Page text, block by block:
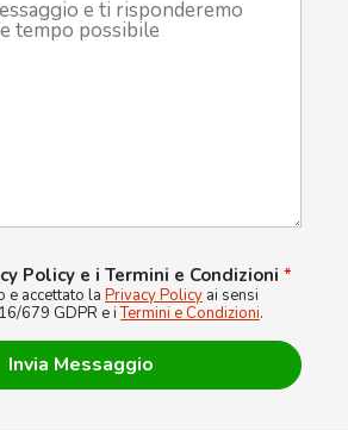
Policy e i Termini e Condizioni *
e accettato la Privacy Policy ai sensi
679 GDPR e iTermini e Condizioni.